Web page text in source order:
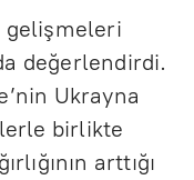
gelişmeleri
değerlendirdi.
Ukrayna
birlikte
arttığı